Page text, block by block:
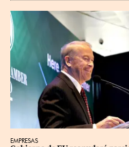
EMPRESAS